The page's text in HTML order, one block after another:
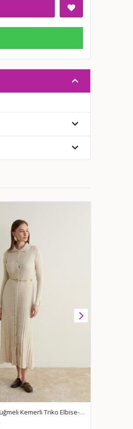
Nellie Gold Düğmeli Kemerli Triko Elbise-Ekru